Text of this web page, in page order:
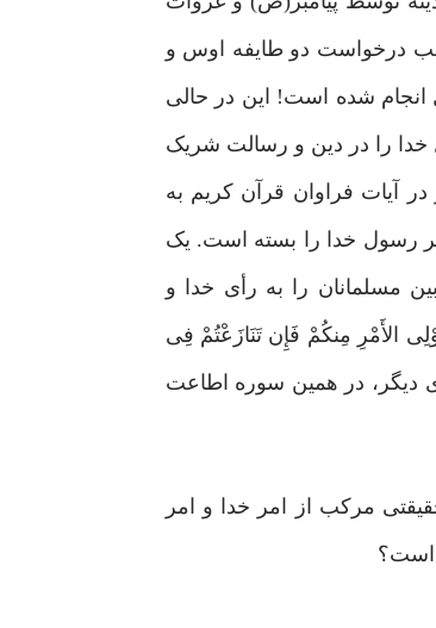
درخواست دو طایفه اوس و
انجام شده است! این در حالی
را در دین و رسالت شریک
آیات فراوان قرآن کریم به
رسول خدا را بسته است. یک
مسلمانان را به رأی خدا و
الأَمْرِ مِنکُمْ فَإِن تَنَازَعْتُمْ فِی
کُنتُم تُؤْمِنُونَ بِاللّهِ وَالْیَوْمِ الآخِرِ ذَلِکَ خَیْرٌ وَأَحْسَنُ تَأْوِیلاً»(۳) و در جای دیگر، در همین سوره اطاعت
حَفِیظًا»(۴) چطور می‌توان دین را حقیقتی مرکب از امر خدا و امر
است؟